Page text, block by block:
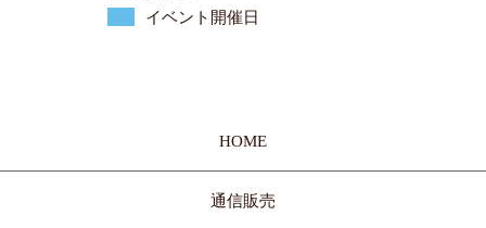
イベント開催日
HOME
通信販売